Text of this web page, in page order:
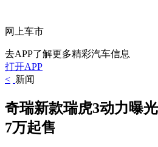
网上车市
去APP了解更多精彩汽车信息
打开APP
< 新闻
奇瑞新款瑞虎3动力曝
7万起售